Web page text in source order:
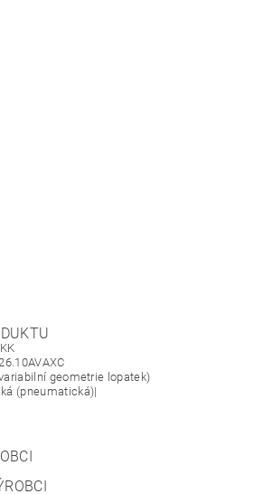
geometrie lopatek)
(pneumatická)|